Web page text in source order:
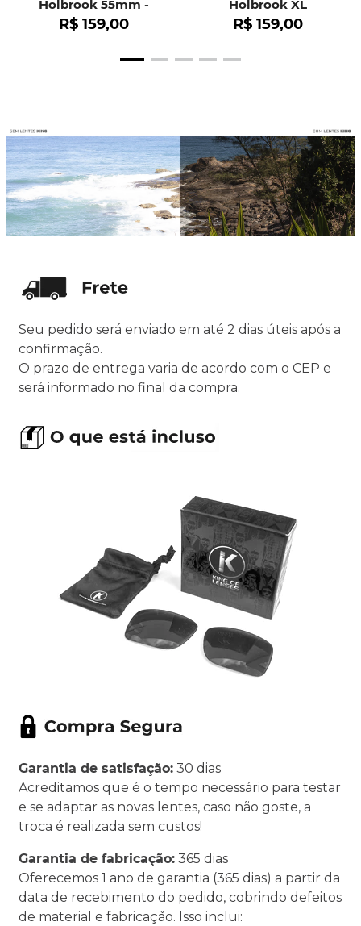
Holbrook 55mm -
OO9102
R$ 159,00
Holbrook XL
R$ 159,00
Seu pedido será enviado em até 2 dias úteis após a
confirmação.
O prazo de entrega varia de acordo com o CEP e
será informado no final da compra.
Garantia de satisfação: 30 dias
Acreditamos que é o tempo necessário para testar
e se adaptar as novas lentes, caso não goste, a
troca é realizada sem custos!
Garantia de fabricação: 365 dias
Oferecemos 1 ano de garantia (365 dias) a partir da
data de recebimento do pedido, cobrindo defeitos
de material e fabricação. Isso inclui: